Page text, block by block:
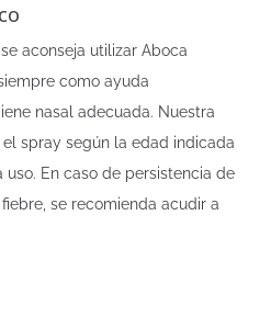
aconseja utilizar Aboca
como ayuda
nasal adecuada. Nuestra
spray según la edad indicada
En caso de persistencia de
se recomienda acudir a